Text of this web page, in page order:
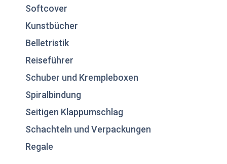
Softcover
Kunstbücher
Belletristik
Reiseführer
Schuber und Krempleboxen
Spiralbindung
Seitigen Klappumschlag
Schachteln und Verpackungen
Regale